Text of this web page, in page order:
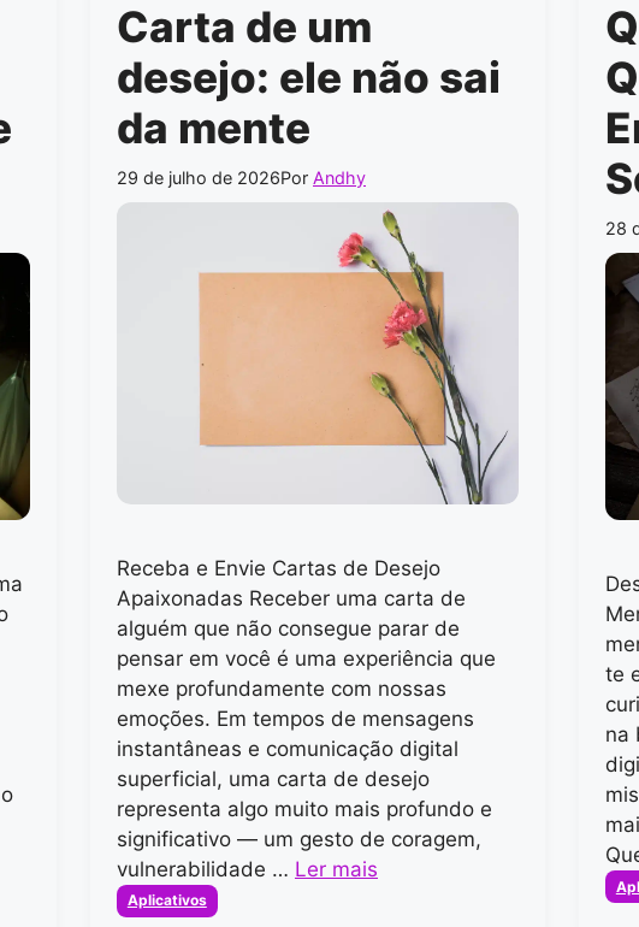
Carta de um
desejo: ele não sai
da mente
29 de julho de 2026Por Andhy
Receba e Envie Cartas de Desejo
Apaixonadas Receber uma carta de
alguém que não consegue parar de
pensar em você é uma experiência que
mexe profundamente com nossas
emoções. Em tempos de mensagens
instantâneas e comunicação digital
superficial, uma carta de desejo
representa algo muito mais profundo e
significativo — um gesto de coragem,
vulnerabilidade … Ler mais
Categorias
Aplicativos
28
te
na